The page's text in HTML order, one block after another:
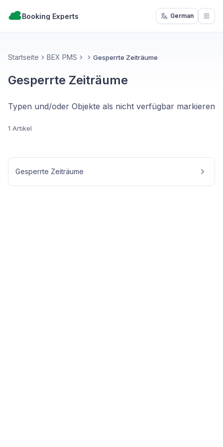
Booking Experts German
Startseite BEX PMS Gesperrte Zeiträume
Gesperrte Zeiträume
Typen und/oder Objekte als nicht verfügbar markieren
1 Artikel
Gesperrte Zeiträume